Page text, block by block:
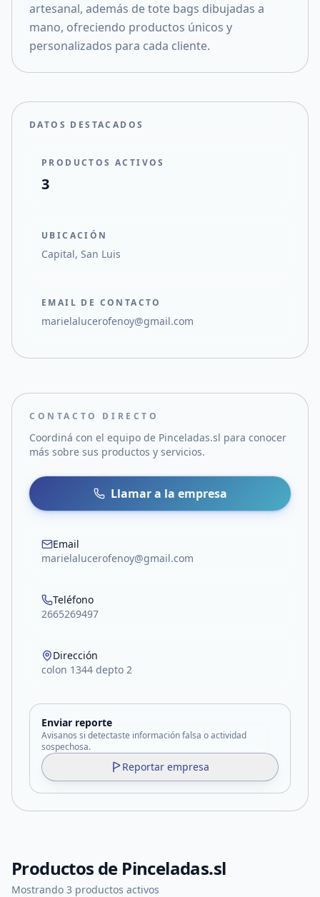
artesanal, además de tote bags dibujadas a
mano, ofreciendo productos únicos y
personalizados para cada cliente.
DATOS DESTACADOS
PRODUCTOS ACTIVOS
3
UBICACIÓN
Capital, San Luis
EMAIL DE CONTACTO
marielalucerofenoy@gmail.com
CONTACTO DIRECTO
Coordiná con el equipo de Pinceladas.sl para conocer
más sobre sus productos y servicios.
Llamar a la empresa
Email
marielalucerofenoy@gmail.com
Teléfono
2665269497
Dirección
colon 1344 depto 2
Enviar reporte
Avisanos si detectaste información falsa o actividad
sospechosa.
Reportar empresa
Productos de Pinceladas.sl
Mostrando 3 productos activos